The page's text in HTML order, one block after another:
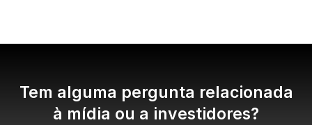
Tem alguma pergunta relacionada
à mídia ou a investidores?